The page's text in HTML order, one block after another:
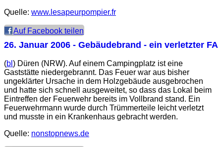
Quelle: www.lesapeurpompier.fr
Auf Facebook teilen
26. Januar 2006 - Gebäudebrand - ein verletzter FA
(bl ) Düren (NRW). Auf einem Campingplatz ist eine
Gaststätte niedergebrannt. Das Feuer war aus bisher
ungeklärter Ursache in dem Holzgebäude ausgebrochen
und hatte sich schnell ausgeweitet, so dass das Lokal beim
Eintreffen der Feuerwehr bereits im Vollbrand stand. Ein
Feuerwehrmann wurde durch Trümmerteile leicht verletzt
und musste in ein Krankenhaus gebracht werden.
Quelle: nonstopnews.de